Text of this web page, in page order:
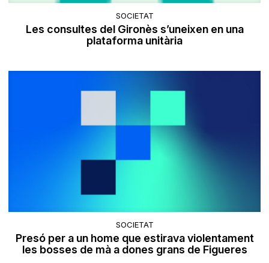
SOCIETAT
Les consultes del Gironès s’uneixen en una
plataforma unitària
SOCIETAT
Presó per a un home que estirava violentament
les bosses de mà a dones grans de Figueres